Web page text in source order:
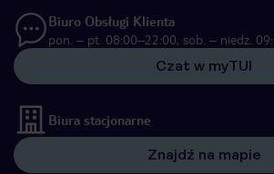
Biuro Obsługi Klienta
pon. – pt. 08:00–22:00, sob. – niedz.
Czat w myTUI
Biura stacjonarne
Znajdź na mapie